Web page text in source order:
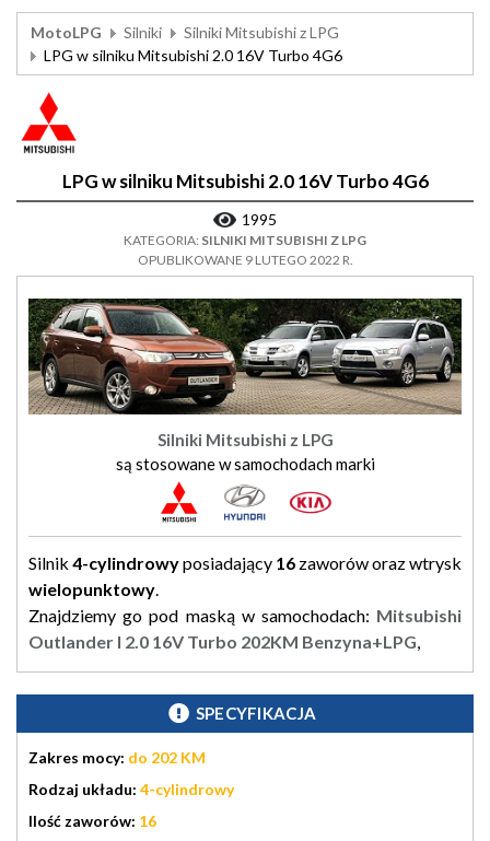
MotoLPG Silniki
Silniki Mitsubishi z LPG
LPG w silniku Mitsubishi 2.0 16V Turbo 4G6
LPG w silniku Mitsubishi 2.0 16V Turbo 4G6
1995
KATEGORIA: SILNIKI MITSUBISHI Z LPG
OPUBLIKOWANE 9 LUTEGO 2022 R.
Silniki Mitsubishi z LPG
są stosowane w samochodach marki
Silnik 4-cylindrowyposiadający 16 zaworów oraz wtrysk
wielopunktowy
Znajdziemy go pod maską w samochodach: Mitsubishi
Outlander I 2.0 16V Turbo 202KM Benzyna+LPG
SPECYFIKACJA
Zakres mocy: do 202 KM
Rodzaj układu: 4-cylindrowy
Ilość zaworów: 16